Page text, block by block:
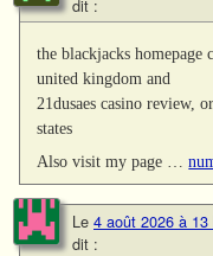
dit :
the blackjacks
united kingdom and
21dusaes casino review,
states
Also visit my page …
Le 4 août 2026 à
dit :